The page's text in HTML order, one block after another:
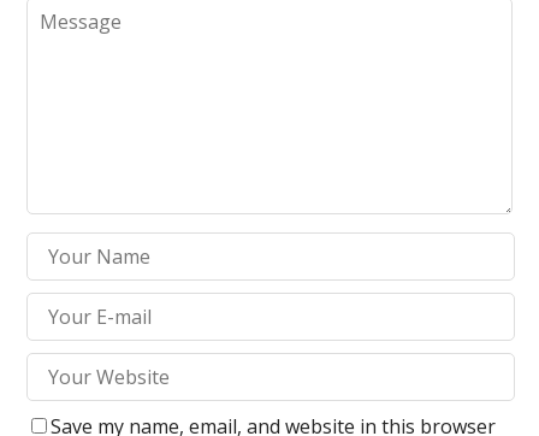
Save my name, email, and website in this browser